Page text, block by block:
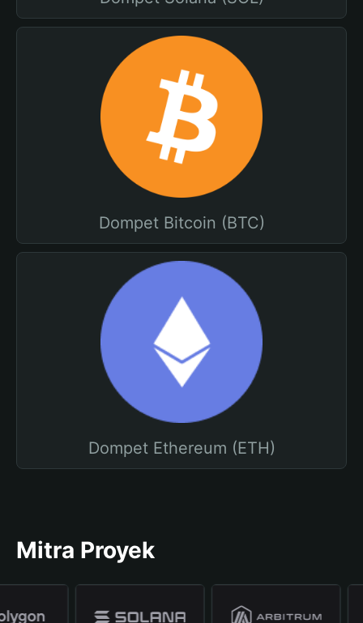
Dompet Bitcoin (BTC)
Dompet Ethereum (ETH)
Mitra Proyek